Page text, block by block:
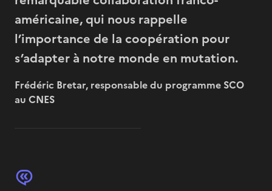
américaine, qui nous rappelle
l’importance de la coopération pour
s’adapter à notre monde en mutation.
Frédéric Bretar, responsable du programme SCO
au CNES